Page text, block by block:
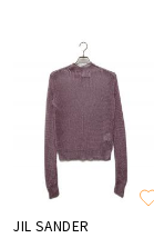
JIL SANDER